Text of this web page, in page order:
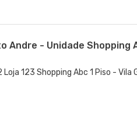
Andre - Unidade Shopping
123 Shopping Abc 1 Piso - Vila